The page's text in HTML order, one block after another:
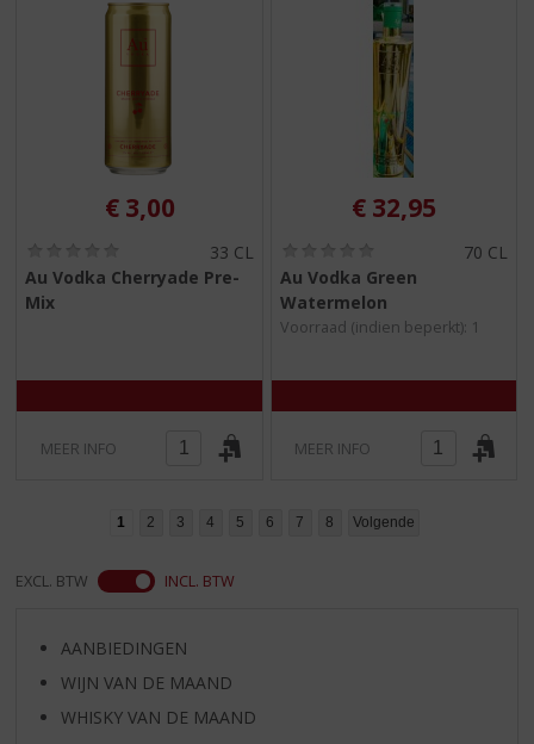
€ 3,00
,
33 CL
Au Vodka Cherryade Pre-
Mix
MEER INFO
€ 32,95
,
/
70 CL
Au Vodka Green
Watermelon
Voorraad (indien beperkt): 1
MEER INFO
1 2 3 4 5 6 7 8 Volgende
EXCL. BTW INCL. BTW
AANBIEDINGEN
WIJN VAN DE MAAND
WHISKY VAN DE MAAND